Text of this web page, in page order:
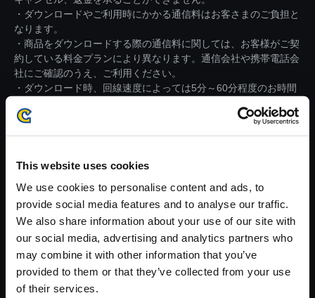
This website uses cookies
We use cookies to personalise content and ads, to
provide social media features and to analyse our traffic.
We also share information about your use of our site with
our social media, advertising and analytics partners who
may combine it with other information that you’ve
provided to them or that they’ve collected from your use
of their services.
・ダウンロードやご利用時にかかる通信料はお客さまのご負担と
なります。
・商品をダウンロードする際の通信料に関しては、お客様がご契
約している料金プランにより異なります。通信会社や携帯電話会
社にご確認のうえ、ご利用ください。
・ダウンロード時、回線速度によっては5分～60分程度のお時間
※ご購入いただいたファイルのダウンロードの際には、通信環境
【単曲】逆転検事 オリジナル・
サウンドトラック 捜査 ～中盤 2
009